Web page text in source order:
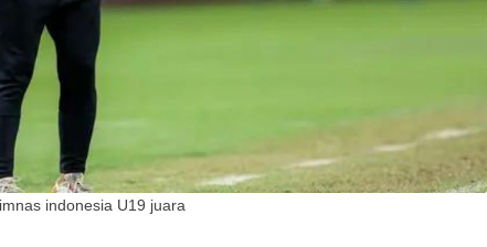
indonesia U19 juara